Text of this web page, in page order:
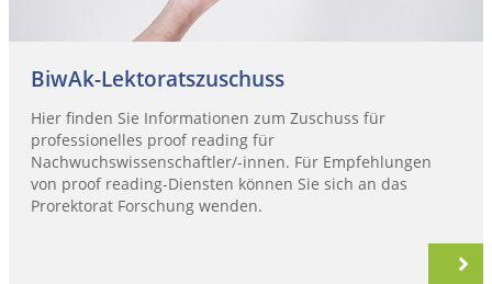
BiwAk-Lektoratszuschuss
Hier finden Sie Informationen zum Zuschuss für
professionelles proof reading für
Nachwuchswissenschaftler/-innen. Für Empfehlungen
von proof reading-Diensten können Sie sich an das
Prorektorat Forschung wenden.